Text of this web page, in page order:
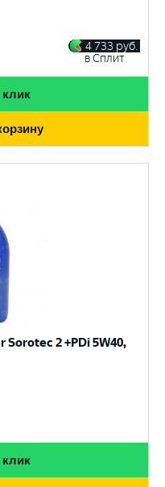
4 733 руб.
в Сплит
клик
2 +PDi 5W40,
клик